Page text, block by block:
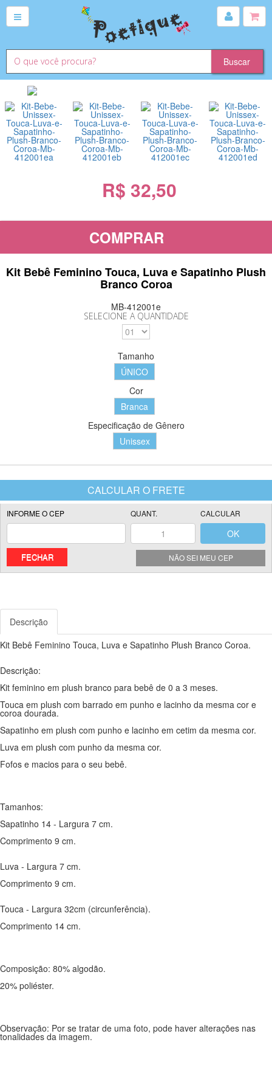
R$ 32,50
COMPRAR
Kit Bebê Feminino Touca, Luva e Sapatinho Plush
Branco Coroa
MB-412001e
SELECIONE A QUANTIDADE
Tamanho
ÚNICO
Cor
Branca
Especificação de Gênero
Unissex
NÃO SEI MEU CEP
FECHAR
Descrição
Kit Bebê Feminino Touca, Luva e Sapatinho Plush Branco Coroa.
Descrição:
Kit feminino em plush branco para bebê de 0 a 3 meses.
Touca em plush com barrado em punho e lacinho da mesma cor e
coroa dourada.
Sapatinho em plush com punho e lacinho em cetim da mesma cor.
Luva em plush com punho da mesma cor.
Fofos e macios para o seu bebê.
Tamanhos:
Sapatinho 14 - Largura 7 cm.
Comprimento 9 cm.
Luva - Largura 7 cm.
Comprimento 9 cm.
Touca - Largura 32cm (circunferência).
Comprimento 14 cm.
Composição: 80% algodão.
20% poliéster.
Observação: Por se tratar de uma foto, pode haver alterações nas
tonalidades da imagem.